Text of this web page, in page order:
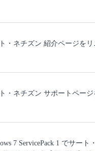
ト・ネチズン 紹介ページを
ト・ネチズン サポートペー
7 ServicePack 1 でサー